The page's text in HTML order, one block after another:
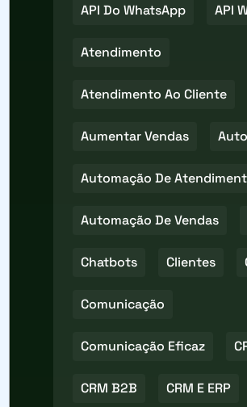
API Do WhatsApp API
Atendimento
Atendimento Ao Cliente
Aumentar Vendas
Automação De
Automação De Vendas
Chatbots Clientes
Comunicação
Comunicação Eficaz
CRM B2B CRM E ERP